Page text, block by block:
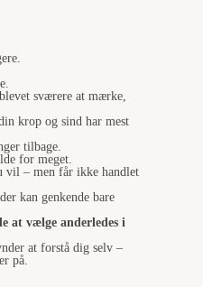
sværere at mærke,
krop og sind har mest
tilbage.
for meget.
vil – men får ikke handlet
kan genkende bare
at vælge anderledes i
at forstå dig selv –
på.